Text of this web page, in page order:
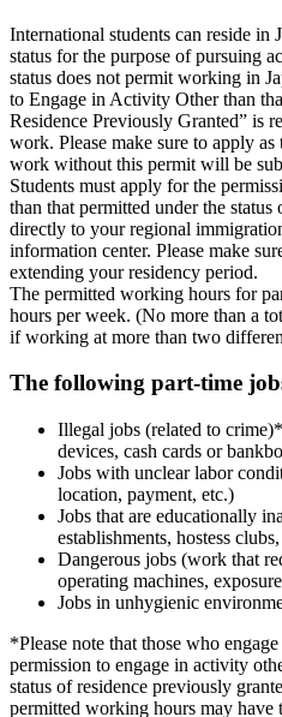
International students can reside in
status for the purpose of pursuing
status does not permit working in
to Engage in Activity Other than
Residence Previously Granted” is
work. Please make sure to apply
work without this permit will be
Students must apply for the
than that permitted under the
directly to your regional
information center. Please make
extending your residency period.
The permitted working hours for
hours per week. (No more than a
if working at more than two
The following part-time
Illegal jobs (related to crime)
devices, cash cards or
Jobs with unclear labor
location, payment, etc.)
Jobs that are educationally
establishments, hostess
Dangerous jobs (work that
operating machines,
Jobs in unhygienic
*Please note that those who
permission to engage in activity
status of residence previously
permitted working hours may have